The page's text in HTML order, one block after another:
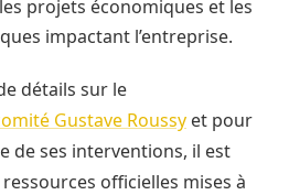
projets économiques et les
impactant l’entreprise.
détails sur le
Gustave Roussy et pour
de ses interventions, il est
officielles mises à